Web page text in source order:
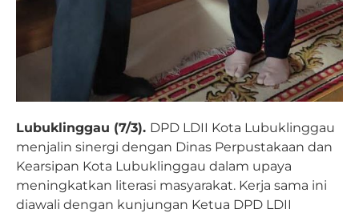
Lubuklinggau (7/3). DPD LDII Kota Lubuklinggau
menjalin sinergi dengan Dinas Perpustakaan dan
Kearsipan Kota Lubuklinggau dalam upaya
meningkatkan literasi masyarakat. Kerja sama ini
diawali dengan kunjungan Ketua DPD LDII